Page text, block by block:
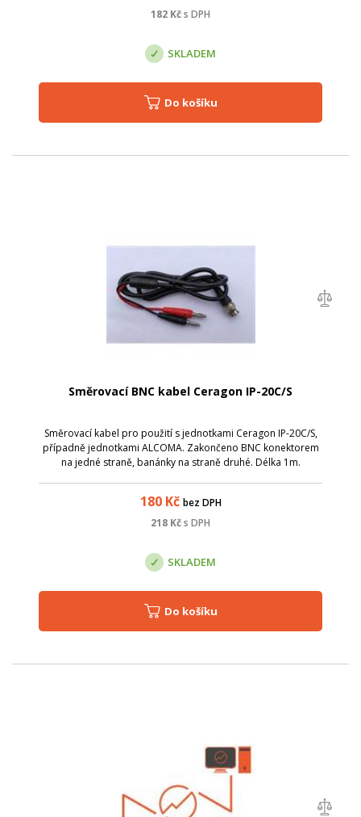
182 Kčs DPH
SKLADEM
Do košíku
Směrovací BNC kabel Ceragon IP-20C/S
Směrovací kabel pro použití s jednotkami Ceragon IP-20C/S,
případně jednotkami ALCOMA. Zakončeno BNC konektorem
na jedné straně, banánky na straně druhé. Délka 1m.
180Kč bez DPH
218 Kčs DPH
SKLADEM
Do košíku